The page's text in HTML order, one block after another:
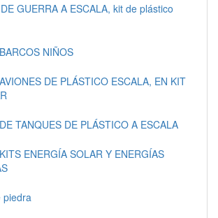
GUERRA A ESCALA, kit de plástico
NIÑOS
DE PLÁSTICO ESCALA, EN KIT
TANQUES DE PLÁSTICO A ESCALA
ENERGÍA SOLAR Y ENERGÍAS
piedra